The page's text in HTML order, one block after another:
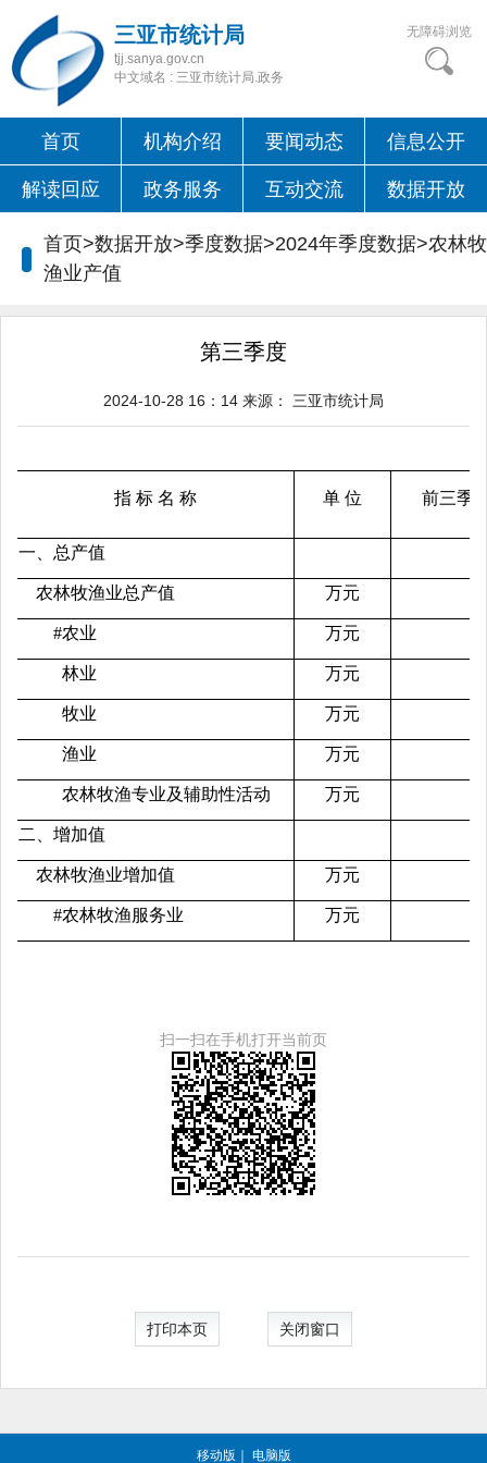
三亚市统计局
tjj.sanya.gov.cn
中文域名 : 三亚市统计局.政务
无障碍浏览
首页 机构介绍 要闻动态 信息公开
解读回应 政务服务 互动交流 数据开放
首页>数据开放>季度数据>2024年季度数据>农林牧
渔业产值
第三季度
2024-10-28 16：14 来源： 三亚市统计局
指 标 名 称 单 位 前三季
一、总产值
农林牧渔业总产值 万元
#农业 万元
林业 万元
牧业 万元
渔业 万元
农林牧渔专业及辅助性活动 万元
二、增加值
农林牧渔业增加值 万元
#农林牧渔服务业 万元
扫一扫在手机打开当前页
打印本页 关闭窗口
移动版 ｜ 电脑版